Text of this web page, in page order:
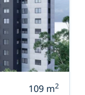
109 m2